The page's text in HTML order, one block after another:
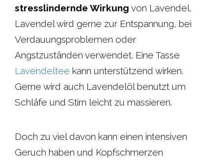
stresslindernde Wirkung von Lavendel.
Lavendel wird gerne zur Entspannung, bei
Verdauungsproblemen oder
Angstzuständen verwendet. Eine Tasse
Lavendeltee kann unterstützend wirken.
Gerne wird auch Lavendelöl benutzt um
Schläfe und Stirn leicht zu massieren.
Doch zu viel davon kann einen intensiven
Geruch haben und Kopfschmerzen